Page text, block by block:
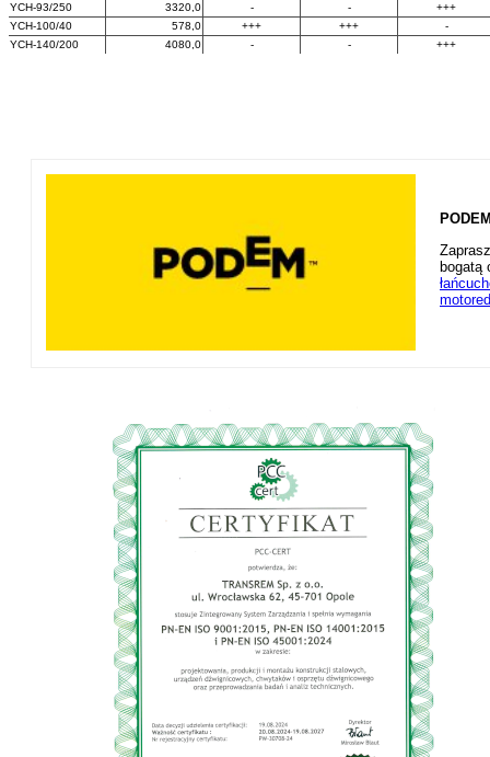
YCH-93/250
3320,0 - -
+++
YCH-100/40
578,0 +++ +++
-
YCH-140/200
4080,0 - - +++
bogatą